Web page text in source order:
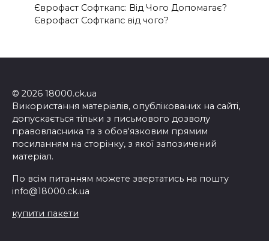
Єврофаст Софткапс: Від Чого Допомагає?
Єврофаст Софткапс від чого?
© 2026 18000.ck.ua
Використання матеріалів, опублікованих на сайті,
допускається тільки з письмового дозволу
правовласника та з обов'язковим прямим
посиланням на сторінку, з якої запозичений
матеріал.
По всім питанням можете звертатись на пошту
info@18000.ck.ua
купити пакети